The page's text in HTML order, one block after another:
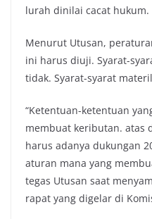
lurah dinilai cacat hukum.
Menurut Utusan,
ini harus diuji. Syarat-
tidak. Syarat-syarat
“Ketentuan-ketentuan
membuat keributan. atas
harus adanya dukungan
aturan mana yang
tegas Utusan saat
rapat yang digelar di